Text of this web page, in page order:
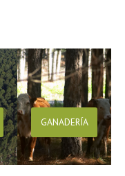
GANADERÍA